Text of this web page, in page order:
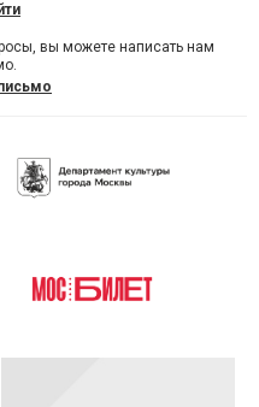
вы можете написать нам